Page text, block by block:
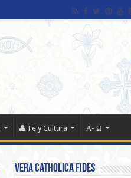
Fe y Cultura Α- Ω
Vera Catholica Fides